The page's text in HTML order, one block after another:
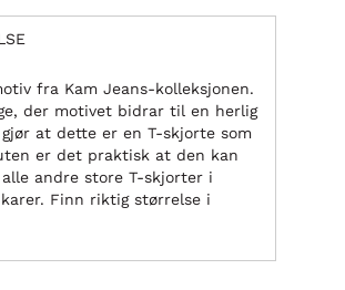
fra Kam Jeans-kolleksjonen.
der motivet bidrar til en herlig
at dette er en T-skjorte som
er det praktisk at den kan
andre store T-skjorter i
Finn riktig størrelse i